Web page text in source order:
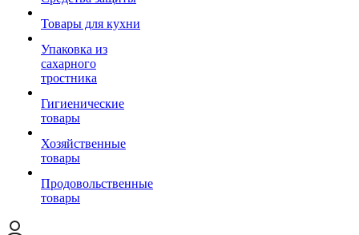
Товары для кухни
Упаковка из
сахарного
тростника
Гигиенические
товары
Хозяйственные
товары
Продовольственные
товары